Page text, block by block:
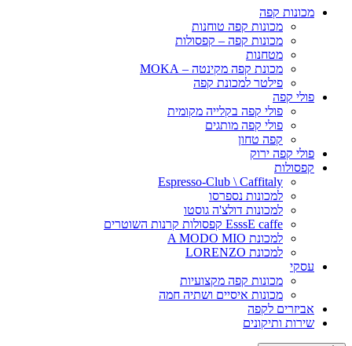
מכונות קפה
מכונות קפה טוחנות
מכונות קפה – קפסולות
מטחנות
מכונת קפה מקינטה – MOKA
פילטר למכונת קפה
פולי קפה
פולי קפה בקלייה מקומית
פולי קפה מותגים
קפה טחון
פולי קפה ירוק
קפסולות
Espresso-Club \ Caffitaly
למכונות נספרסו
למכונות דולצ'ה גוסטו
EsssE caffe קפסולות קרנות השוטרים
למכונת A MODO MIO
למכונת LORENZO
עסקי
מכונות קפה מקצועיות
מכונות איסיים ושתיה חמה
אביזרים לקפה
שירות ותיקונים